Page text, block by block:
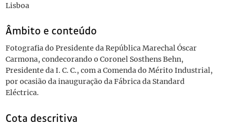
Lisboa
Âmbito e conteúdo
Fotografia do Presidente da República Marechal Óscar
Carmona, condecorando o Coronel Sosthens Behn,
Presidente da I. C. C., com a Comenda do Mérito Industrial,
por ocasião da inauguração da Fábrica da Standard
Eléctrica.
Cota descritiva